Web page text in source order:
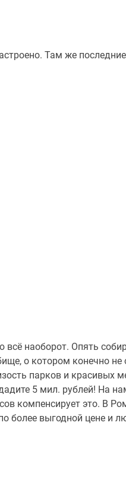
Там же
наоборот. Опять
о котором конечно
парков и красивых
5 мил. рублей! На
компенсирует это. В
более выгодной цене и